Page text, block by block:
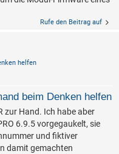
Rufe den Beitrag auf
helfen
beim Denken helfen
zur Hand. Ich habe aber
6.9.5 vorgegaukelt, sie
und fiktiver
damit gemachten